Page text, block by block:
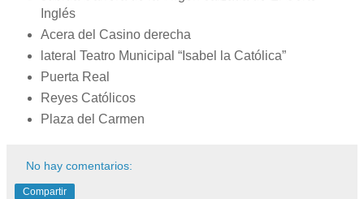
Inglés
Acera del Casino derecha
lateral Teatro Municipal “Isabel la Católica”
Puerta Real
Reyes Católicos
Plaza del Carmen
No hay comentarios:
Compartir